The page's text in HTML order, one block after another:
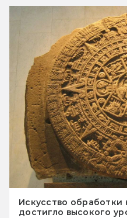
Искусство обработки
достигло высокого